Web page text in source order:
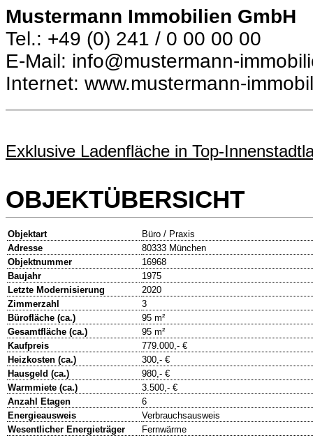
Mustermann Immobilien GmbH
Tel.: +49 (0) 241 / 0 00 00 00
E-Mail: info@mustermann-
Internet: www.mustermann-
Exklusive Ladenfläche in Top-
OBJEKTÜBERSICHT
Objektart
Büro / Praxis
Adresse
80333 München
Objektnummer
16968
Baujahr
1975
Letzte Modernisierung
2020
Zimmerzahl
3
Bürofläche (ca.)
95 m²
Gesamtfläche (ca.)
95 m²
Kaufpreis
779.000,- €
Heizkosten (ca.)
300,- €
Hausgeld (ca.)
980,- €
Warmmiete (ca.)
3.500,- €
Anzahl Etagen
6
Energieausweis
Verbrauchsausweis
Wesentlicher Energieträger
Fernwärme